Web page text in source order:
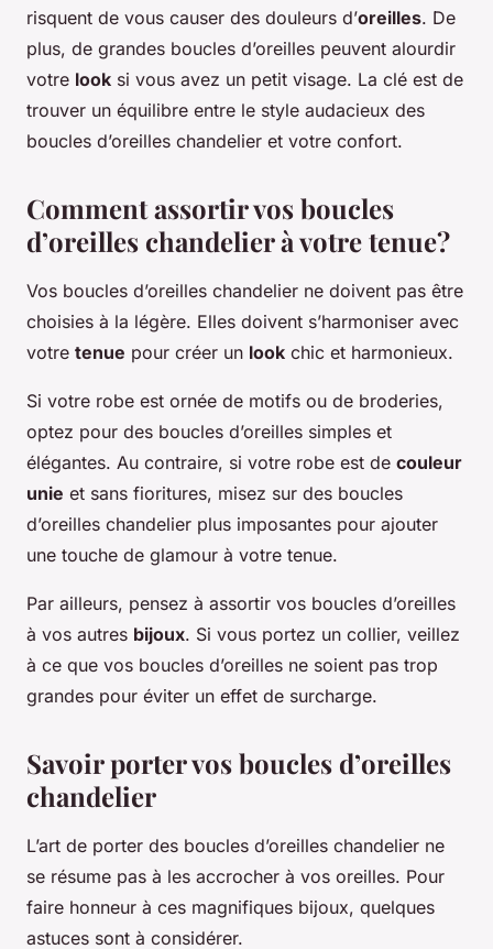
risquent de vous causer des douleurs d’oreilles. De
plus, de grandes boucles d’oreilles peuvent alourdir
votre look si vous avez un petit visage. La clé est de
trouver un équilibre entre le style audacieux des
boucles d’oreilles chandelier et votre confort.
Comment assortir vos boucles
d’oreilles chandelier à votre tenue?
Vos boucles d’oreilles chandelier ne doivent pas être
choisies à la légère. Elles doivent s’harmoniser avec
votre tenue pour créer un look chic et harmonieux.
Si votre robe est ornée de motifs ou de broderies,
optez pour des boucles d’oreilles simples et
élégantes. Au contraire, si votre robe est de couleur
unie et sans fioritures, misez sur des boucles
d’oreilles chandelier plus imposantes pour ajouter
une touche de glamour à votre tenue.
Par ailleurs, pensez à assortir vos boucles d’oreilles
à vos autres bijoux. Si vous portez un collier, veillez
à ce que vos boucles d’oreilles ne soient pas trop
grandes pour éviter un effet de surcharge.
Savoir porter vos boucles d’oreilles
chandelier
L’art de porter des boucles d’oreilles chandelier ne
se résume pas à les accrocher à vos oreilles. Pour
faire honneur à ces magnifiques bijoux, quelques
astuces sont à considérer.